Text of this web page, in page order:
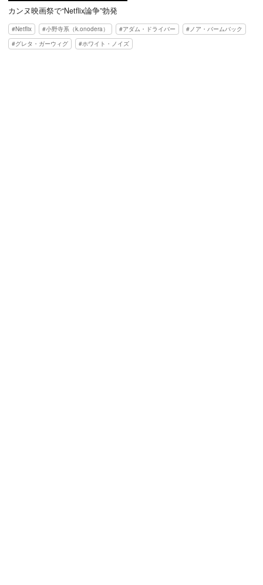
カンヌ映画祭で“Netflix論争”勃発
Netflix 小野寺系（k.onodera） アダム・ドライバー
ノア・バームバック
グレタ・ガーウィグ
ホワイト・ノイズ